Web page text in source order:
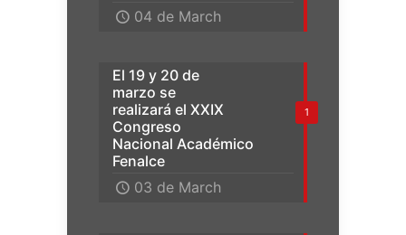
04 de March
1
El 19 y 20 de
marzo se
realizará el XXIX
Congreso
Nacional Académico
Fenalce
03 de March